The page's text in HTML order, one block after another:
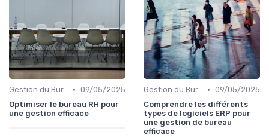
Gestion du Bureau • 09/05/2025
Optimiser le bureau RH pour
une gestion efficace
Gestion du Bureau • 09/05/2025
Comprendre les différents
types de logiciels ERP pour
une gestion de bureau
efficace